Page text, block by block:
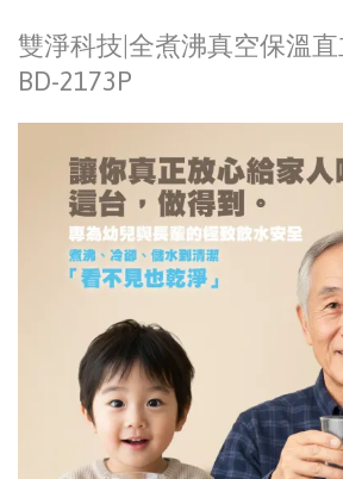
雙淨科技|全煮沸真空保溫
BD-2173P